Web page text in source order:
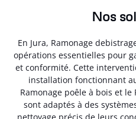
Nos
En Jura, Ramonage
opérations essentielles pour
et conformité. Cette
installation fonctionnant
Ramonage poêle à bois et
sont adaptés à des